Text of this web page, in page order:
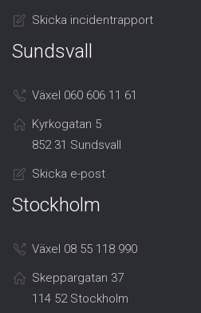
Skicka incidentrapport
Sundsvall
Växel 060 606 11 61
Kyrkogatan 5
852 31 Sundsvall
Skicka e-post
Stockholm
Växel 08 55 118 990
Skeppargatan 37
114 52 Stockholm